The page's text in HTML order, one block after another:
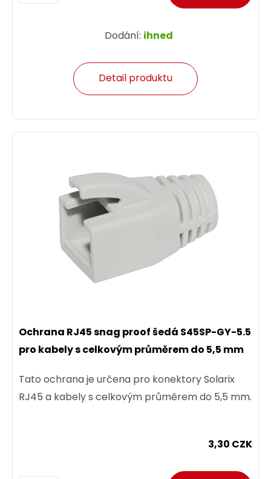
Dodání: ihned
Detail produktu
Ochrana RJ45 snag proof šedá S45SP-GY-5.5
pro kabely s celkovým průměrem do 5,5 mm
Tato ochrana je určena pro konektory Solarix
RJ45 a kabely s celkovým průměrem do 5,5 mm.
3,30 CZK